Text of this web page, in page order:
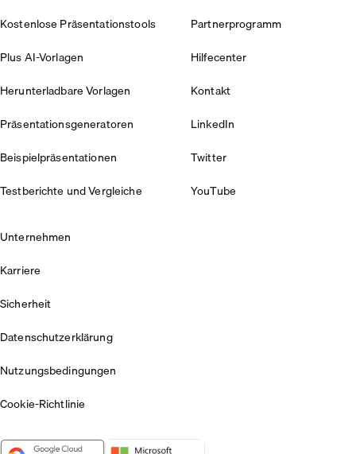
Kostenlose Präsentationstools
Plus AI-Vorlagen
Herunterladbare Vorlagen
Präsentationsgeneratoren
Beispielpräsentationen
Testberichte und Vergleiche
Partnerprogramm
Hilfecenter
Kontakt
LinkedIn
Twitter
YouTube
Unternehmen
Karriere
Sicherheit
Datenschutzerklärung
Nutzungsbedingungen
Cookie-Richtlinie